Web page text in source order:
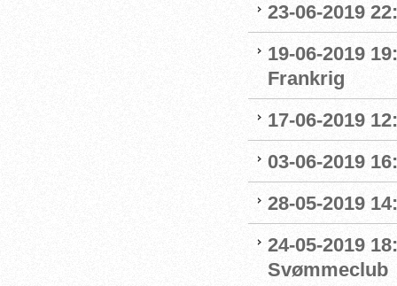
23-06-2019
19-06-2019
Frankrig
17-06-2019
03-06-2019
28-05-2019
24-05-2019
Svømmeclub